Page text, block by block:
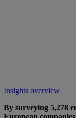
Insights overview
By surveying 5,278